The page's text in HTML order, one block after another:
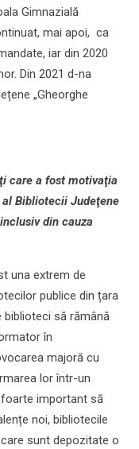
Gimnazială
mai apoi, ca
iar din 2020
Din 2021 d-na
„Gheorghe
care a fost motivaţia
Bibliotecii Judeţene
din cauza
una extrem de
publice din țara
să rămână
în
majoră cu
lor într-un
important să
noi, bibliotecile
sunt depozitate o